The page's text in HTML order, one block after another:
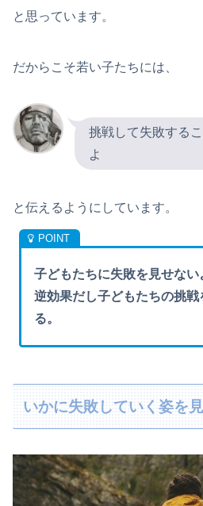
と思っています。
だからこそ若い子たちには、
挑戦して失敗する
よ
と伝えるようにしています。
子どもたちに失敗を見せない
逆効果だし子どもたちの挑
る。
いかに失敗していく姿を